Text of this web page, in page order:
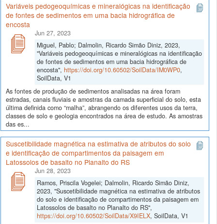
Variáveis pedogeoquímicas e mineralógicas na identificação
de fontes de sedimentos em uma bacia hidrográfica de
encosta
Jun 27, 2023
Miguel, Pablo; Dalmolin, Ricardo Simão Diniz, 2023,
"Variáveis pedogeoquímicas e mineralógicas na identificação
de fontes de sedimentos em uma bacia hidrográfica de
encosta", https://doi.org/10.60502/SoilData/IM0WP0,
SoilData, V1
As fontes de produção de sedimentos analisadas na área foram
estradas, canais fluviais e amostras da camada superficial do solo, esta
última definida como “malha”, abrangendo os diferentes usos da terra,
classes de solo e geologia encontrados na área de estudo. As amostras
das es...
Suscetibilidade magnética na estimativa de atributos do solo
e identificação de compartimentos da paisagem em
Latossolos de basalto no Planalto do RS
Jun 28, 2023
Ramos, Priscila Vogelei; Dalmolin, Ricardo Simão Diniz,
2023, "Suscetibilidade magnética na estimativa de atributos
do solo e identificação de compartimentos da paisagem em
Latossolos de basalto no Planalto do RS",
https://doi.org/10.60502/SoilData/X9IELX, SoilData, V1